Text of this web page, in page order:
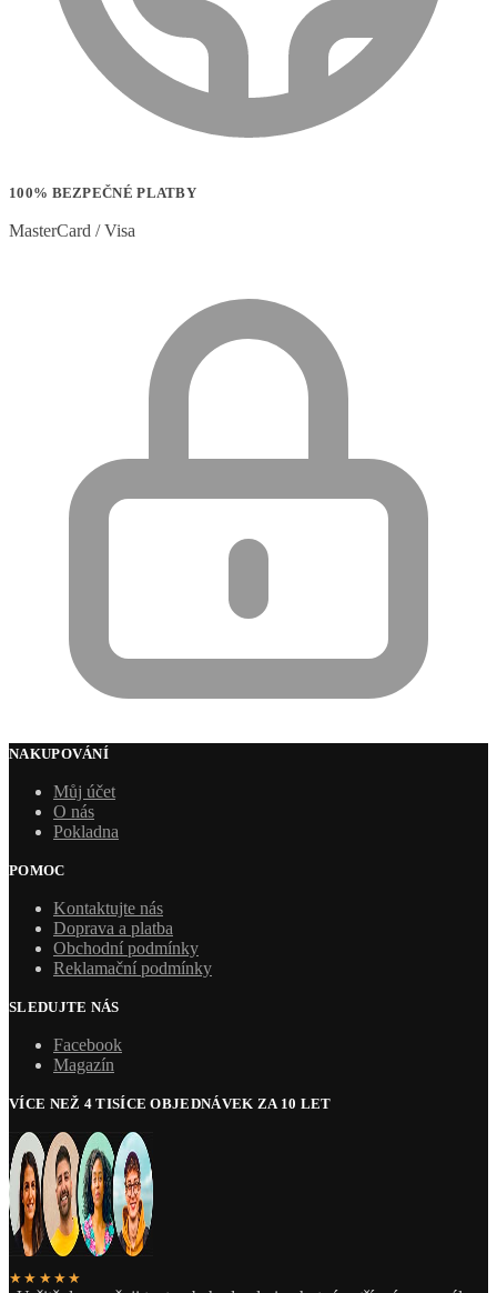
100% BEZPEČNÉ PLATBY
MasterCard / Visa
NAKUPOVÁNÍ
Můj účet
O nás
Pokladna
POMOC
Kontaktujte nás
Doprava a platba
Obchodní podmínky
Reklamační podmínky
SLEDUJTE NÁS
Facebook
Magazín
VÍCE NEŽ 4 TISÍCE OBJEDNÁVEK ZA 10 LET
★★★★★